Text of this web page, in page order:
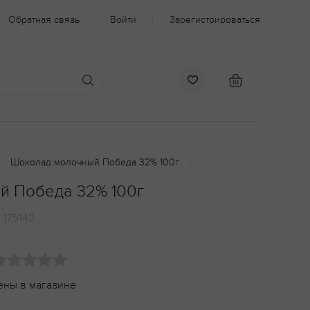
Обратная связь Войти Зарегистрироваться
Шоколад молочный Победа 32% 100г
Победа 32% 100г
175142
в магазине